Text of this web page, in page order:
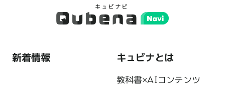
新着情報 キュビナとは
教科書×AIコンテンツ